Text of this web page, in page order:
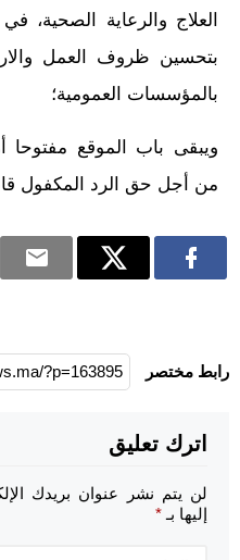
العلاج والرعاية الصحية،
بتحسين ظروف العمل
بالمؤسسات العمومية؛
ويبقى باب الموقع مفتوحا
من أجل حق الرد المكفول
رابط مختصر
اترك تعليق
لن يتم نشر عنوان بريدك
إليها بـ *